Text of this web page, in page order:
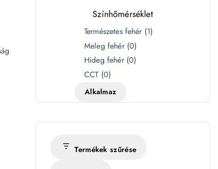
Színhőmérséklet
é
s
Természetes fehér (1)
Meleg fehér (0)
Hideg fehér (0)
CCT (0)
Alkalmaz
Termékek szűrése